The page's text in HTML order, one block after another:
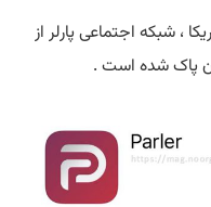
، شبکه اجتماعی پارلر از